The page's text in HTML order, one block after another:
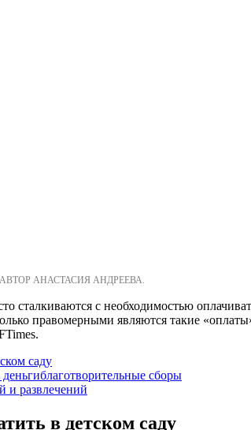
АВТОР АНАСТАСИЯ АНДРЕЕВА.
сталкиваются с необходимостью
правомерными являются такие
саду
сборы
и развлечений
в детском саду